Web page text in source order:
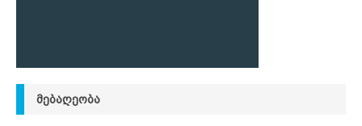
ᲛᲔᲑᲐᲦᲔᲝᲑᲐ